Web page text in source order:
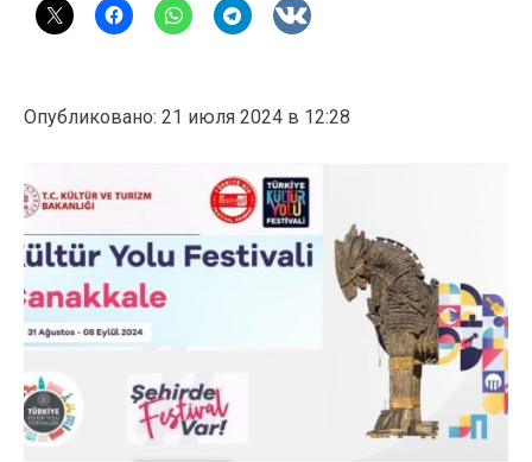
Опубликовано: 21 июля 2024 в 12:28